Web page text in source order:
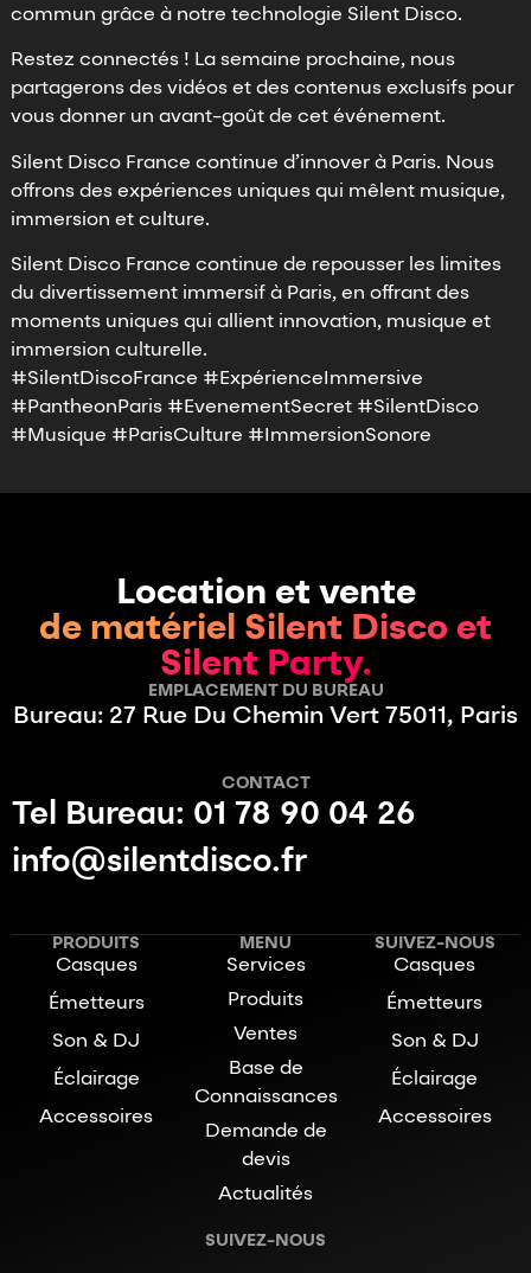
commun grâce à notre technologie Silent Disco.
Restez connectés ! La semaine prochaine, nous
partagerons des vidéos et des contenus exclusifs pour
vous donner un avant-goût de cet événement.
Silent Disco France continue d’innover à Paris. Nous
offrons des expériences uniques qui mêlent musique,
immersion et culture.
Silent Disco France continue de repousser les limites
du divertissement immersif à Paris, en offrant des
moments uniques qui allient innovation, musique et
immersion culturelle.
#SilentDiscoFrance #ExpérienceImmersive
#PantheonParis #EvenementSecret #SilentDisco
#Musique #ParisCulture #ImmersionSonore
Location et vente
de matériel Silent Disco et
Silent Party.
EMPLACEMENT DU BUREAU
Bureau: 27 Rue Du Chemin Vert 75011, Paris
CONTACT
Tel Bureau: 01 78 90 04 26
info@silentdisco.fr
PRODUITS
Casques
Émetteurs
Son & DJ
Éclairage
Accessoires
MENU
Services
Produits
Ventes
Base de
Connaissances
Demande de
devis
Actualités
SUIVEZ-NOUS
Casques
Émetteurs
Son & DJ
Éclairage
Accessoires
SUIVEZ-NOUS